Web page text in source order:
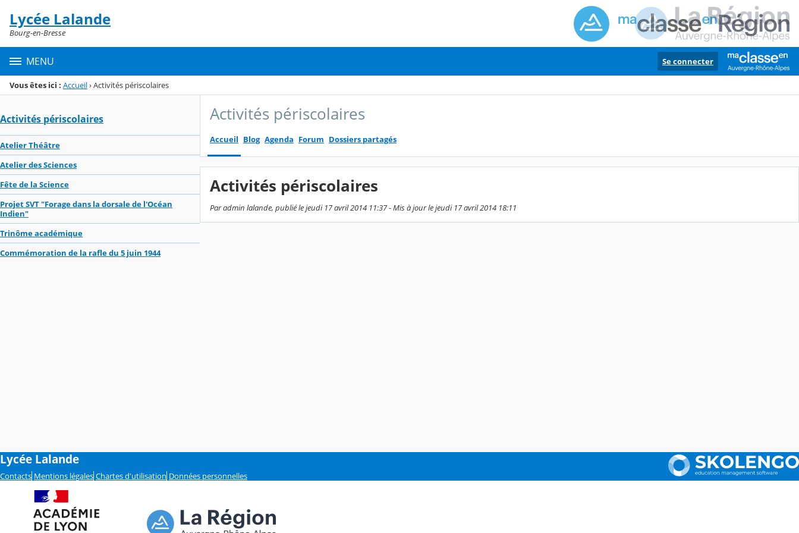
Menu de la rubrique
Contenu
Lycée Lalande
Bourg-en-Bresse
MENU Se connecter
Vous êtes ici : Accueil›Activités périscolaires
Activités périscolaires
Atelier Théâtre
Atelier des Sciences
Fête de la Science
Projet SVT "Forage dans la dorsale de l'Océan
Indien"
Trinôme académique
Commémoration de la rafle du 5 juin 1944
Activités périscolaires
Accueil Blog Agenda Forum Dossiers partagés
Activités périscolaires
Par admin lalande, publié le jeudi 17 avril 2014 11:37 - Mis à jour le jeudi 17 avril 2014 18:11
Lycée Lalande
Contacts Mentions légales Chartes d'utilisation Données personnelles